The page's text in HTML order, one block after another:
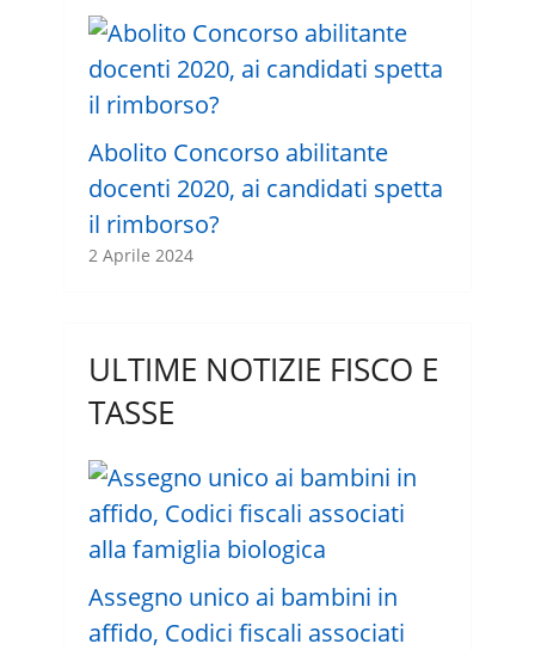
Abolito Concorso abilitante
docenti 2020, ai candidati spetta
il rimborso?
2 Aprile 2024
ULTIME NOTIZIE FISCO E
TASSE
Assegno unico ai bambini in
affido, Codici fiscali associati